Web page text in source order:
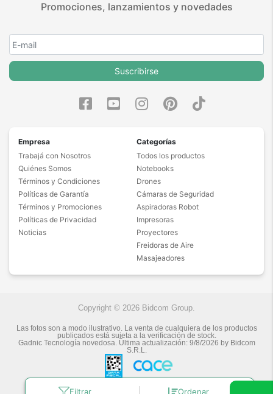
Filtrar Ordenar
Promociones, lanzamientos y novedades
Suscribirse
Empresa
Trabajá con Nosotros
Quiénes Somos
Términos y Condiciones
Políticas de Garantía
Términos y Promociones
Políticas de Privacidad
Noticias
Categorías
Todos los productos
Notebooks
Drones
Cámaras de Seguridad
Aspiradoras Robot
Impresoras
Proyectores
Freidoras de Aire
Masajeadores
Copyright © 2026 Bidcom Group.
Las fotos son a modo ilustrativo. La venta de cualquiera de los productos
publicados está sujeta a la verificación de stock.
Gadnic Tecnología novedosa.Última actualización: 9/8/2026 by Bidcom
S.R.L.